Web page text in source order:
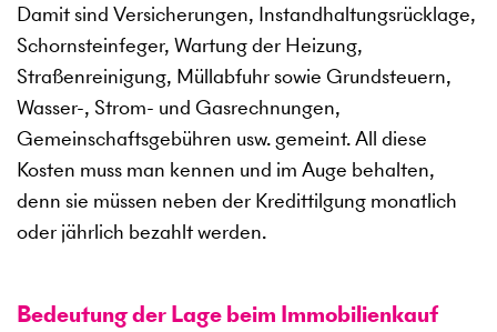
Damit sind Versicherungen, Instandhaltungsrücklage,
Schornsteinfeger, Wartung der Heizung,
Straßenreinigung, Müllabfuhr sowie Grundsteuern,
Wasser-, Strom- und Gasrechnungen,
Gemeinschaftsgebühren usw. gemeint. All diese
Kosten muss man kennen und im Auge behalten,
denn sie müssen neben der Kredittilgung monatlich
oder jährlich bezahlt werden.
Bedeutung der Lage beim Immobilienkauf